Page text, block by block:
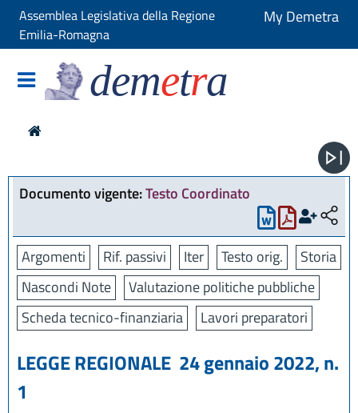
Assemblea Legislativa della Regione
Emilia-Romagna
My Demetra
demetra
Documento vigente:Testo Coordinato
Argomenti Rif. passivi Iter Testo orig.
Storia
Nascondi Note
Valutazione politiche pubbliche
Scheda tecnico-finanziaria
Lavori preparatori
LEGGE REGIONALE 24 gennaio 2022, n.
1